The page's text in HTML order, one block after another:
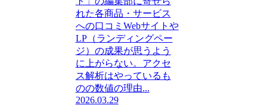
れた各商品・サービス
への口コミWebサイトや
LP（ランディングペー
ジ）の成果が思うよう
に上がらない。アクセ
ス解析はやっているも
のの数値の理由...
2026.03.29